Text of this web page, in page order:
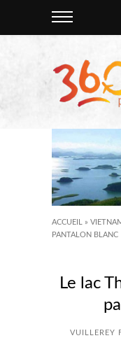
ACCUEIL »
PANTALON BLANC
Le lac
VUILLEREY